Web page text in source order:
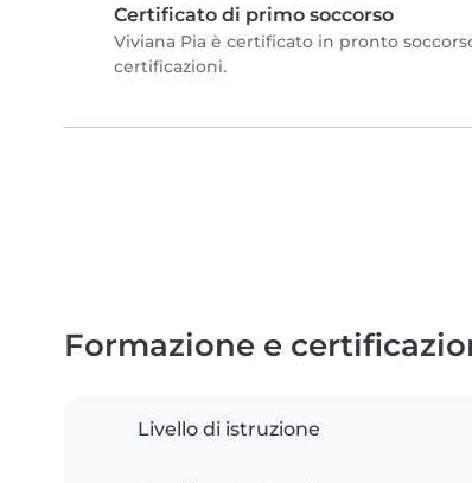
Certificato di primo soccorso
Viviana Pia è certificato in pronto
certificazioni.
Formazione e
Livello di istruzione